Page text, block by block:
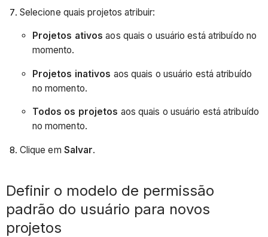
Selecione quais projetos atribuir:
Projetos ativosaos quais o usuário está atribuído no
momento.
Projetos inativos aos quais o usuário está atribuído
no momento.
Todos os projetos aos quais o usuário está atribuído
no momento.
Clique em Salvar.
Definir o modelo de permissão
padrão do usuário para novos
projetos